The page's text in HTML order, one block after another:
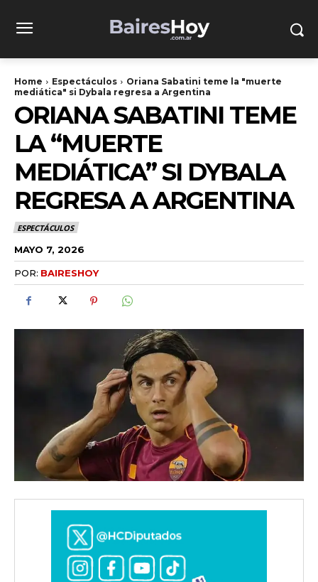
Home Espectáculos
Oriana Sabatini teme la "muerte
mediática" si Dybala regresa a Argentina
ORIANA SABATINI TEME
LA “MUERTE
MEDIÁTICA” SI DYBALA
REGRESA A ARGENTINA
ESPECTÁCULOS
MAYO 7, 2026
POR: BAIRESHOY